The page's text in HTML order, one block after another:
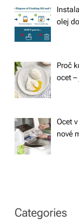
olej
Proč
ocet –
Ocet
nové
Categories